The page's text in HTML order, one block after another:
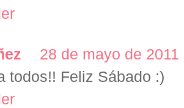
28 de mayo de
todos!! Feliz Sábado :)